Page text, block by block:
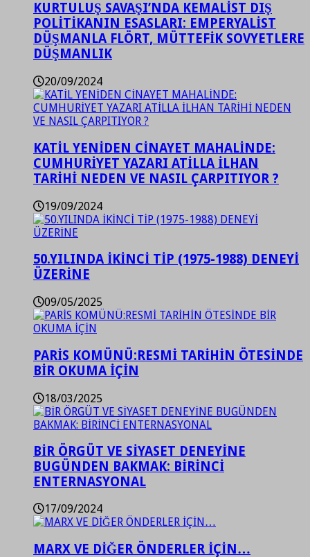
KURTULUŞ SAVAŞI’NDA KEMALİST DIŞ
POLİTİKANIN ESASLARI: EMPERYALİST
DÜŞMANLA FLÖRT, MÜTTEFİK SOVYETLERE
DÜŞMANLIK
20/09/2024
KATİL YENİDEN CİNAYET MAHALİNDE:
CUMHURİYET YAZARI ATİLLA İLHAN
TARİHİ NEDEN VE NASIL ÇARPITIYOR ?
19/09/2024
50.YILINDA İKİNCİ TİP (1975-1988) DENEYİ
ÜZERİNE
09/05/2025
PARİS KOMÜNÜ:RESMİ TARİHİN ÖTESİNDE
BİR OKUMA İÇİN
18/03/2025
BİR ÖRGÜT VE SİYASET DENEYİNE
BUGÜNDEN BAKMAK: BİRİNCİ
ENTERNASYONAL
17/09/2024
MARX VE DİĞER ÖNDERLER İÇİN…